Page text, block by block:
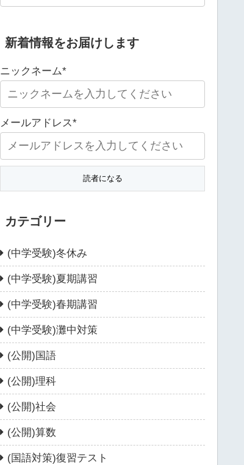
新着情報をお届けします
ニックネーム*
メールアドレス*
カテゴリー
(中学受験)冬休み
(中学受験)夏期講習
(中学受験)春期講習
(中学受験)灘中対策
(公開)国語
(公開)理科
(公開)社会
(公開)算数
(国語対策)復習テスト